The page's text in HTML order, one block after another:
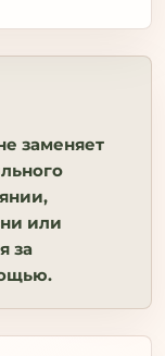
заменяет
или
за